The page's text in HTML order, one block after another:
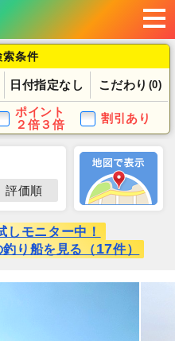
索条件
日付指定なし こだわり (0)
ポイント
２倍３倍
割引あり
評価順
しモニター中！
釣り船を見る（17件）